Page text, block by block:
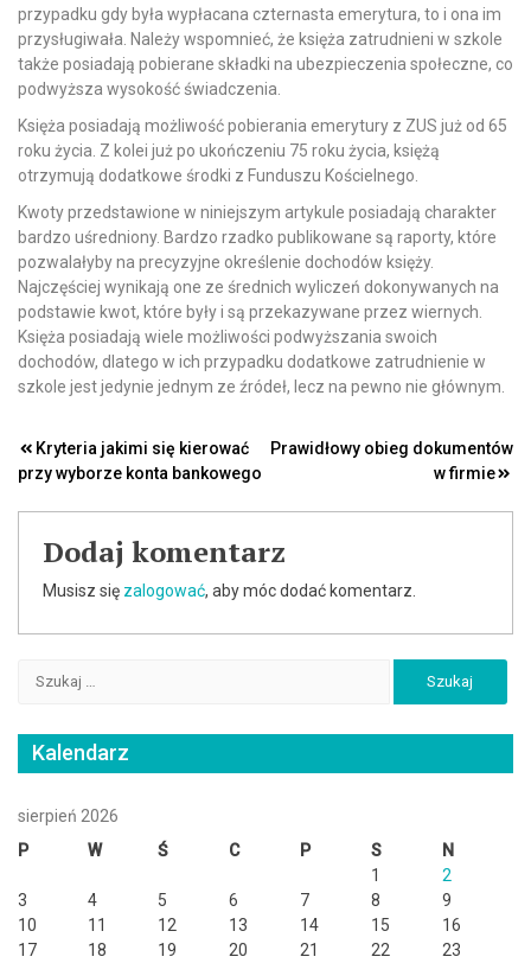
przypadku gdy była wypłacana czternasta emerytura, to i ona im
przysługiwała. Należy wspomnieć, że księża zatrudnieni w szkole
także posiadają pobierane składki na ubezpieczenia społeczne, co
podwyższa wysokość świadczenia.
Księża posiadają możliwość pobierania emerytury z ZUS już od 65
roku życia. Z kolei już po ukończeniu 75 roku życia, księżą
otrzymują dodatkowe środki z Funduszu Kościelnego.
Kwoty przedstawione w niniejszym artykule posiadają charakter
bardzo uśredniony. Bardzo rzadko publikowane są raporty, które
pozwalałyby na precyzyjne określenie dochodów księży.
Najczęściej wynikają one ze średnich wyliczeń dokonywanych na
podstawie kwot, które były i są przekazywane przez wiernych.
Księża posiadają wiele możliwości podwyższania swoich
dochodów, dlatego w ich przypadku dodatkowe zatrudnienie w
szkole jest jedynie jednym ze źródeł, lecz na pewno nie głównym.
Nawigacja
wpisu
Kryteria jakimi się kierować
przy wyborze konta bankowego
Prawidłowy obieg dokumentów
w firmie
Dodaj komentarz
Musisz się zalogować, aby móc dodać komentarz.
Kalendarz
sierpień 2026
P
W Ś C P S
N
1
2
3
4 5 6 7 8
9
10
11 12 13 14 15
16
17
18 19 20 21 22
23